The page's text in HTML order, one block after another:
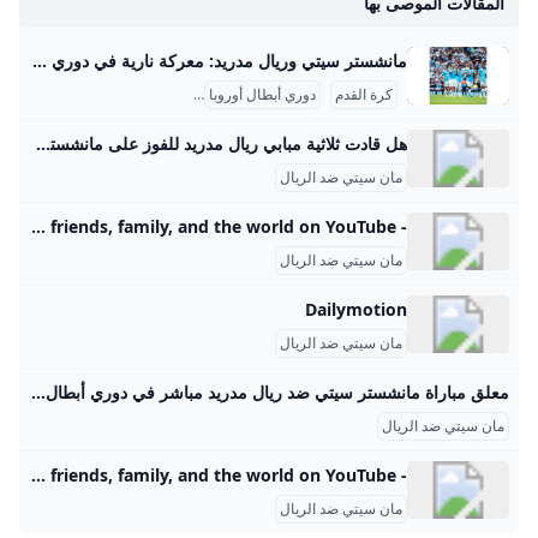
مانشستر سيتي وريال مدريد: معركة نارية في دوري الأبطال مانشستر سيتي وريال مدريد قدما مباراة نارية ومثيرة في ذهاب دور الملحق المؤهل إلى ثمن نهائي دوري أبطال أوروبا يوم 11 فبراير 2025 على ملعب الاتحاد في مانشستر. انتهت المباراة بتفوق ريال مدريد بنتيجة 3-2 بعد منافسة حامية بين الفريقين. بدأ مانشستر سيتي اللقاء بقوة حيث افتتح نجمهم النرويجي إيرلينج هالاند التسجيل في الدقيقة 19 من تمريرة مميزة من لاعب الوسط جاك جريليش، مع لعب دفاعي محكم في الشوط الأول ونشاط هجومي من فودين وأكانجي.
كرة القدم دوري أبطال أوروبا
هل قادت ثلاثية مبابي ريال مدريد للفوز على مانشستر سيتي؟ سجل كيليان مبابي ثلاثية رائعة لصالح ريال مدريد حامل لقب دوري أبطال أوروبا في الفوز 3-1 على مانشستر سيتي يوم الأربعاء، مما ساعد لوس بلانكوس على الوصول إلى دور الستة عشر بفوز 6-3 في مجموع المباراتين.Feb 19, 2025
مان سيتي ضد الريال
- YouTube Enjoy the videos and music you love, upload original content, and share it all with friends, family, and the world on YouTube.
مان سيتي ضد الريال
Dailymotion
مان سيتي ضد الريال
معلق مباراة مانشستر سيتي ضد ريال مدريد مباشر في دوري أبطال أوروبا والقنوات الناقلة المصري اليوم تعرف على معلق مباراة مانشستر سيتي ضد ريال مدريد مباشر وذلك في اللقاء الذي من المقرر أن يجمع بين مان سيتي ضد… القنوات الناقلة لمباراة مانشستر سيتي وريال مدريد الإثنين 10-02-2025 14:14 | كتب: أحمد عبدالله | مباراة ريال مدريد ومانشستر سيتي في دوري أبطال أوروبا - صورة أرشيفية تصوير : آخرون تعرف على معلق مباراة مانشستر سيتي ضد ريال مدريد مباشر وذلك في اللقاء الذي من المقرر أن يجمع بين مان سيتي ضد الريال ببطولة دوري أبطال أوروبا لموسم 2024-2025.
مان سيتي ضد الريال
- YouTube Enjoy the videos and music you love, upload original content, and share it all with friends, family, and the world on YouTube.
مان سيتي ضد الريال